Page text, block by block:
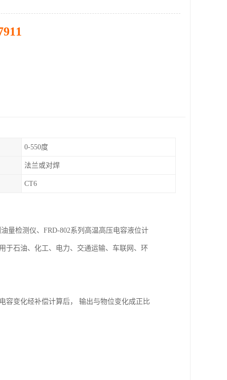
0-550度
法兰或对焊
CT6
量检测仪、FRD-802系列高温高压电容液位计
于石油、化工、电力、交通运输、车联网、环
容变化经补偿计算后， 输出与物位变化成正比